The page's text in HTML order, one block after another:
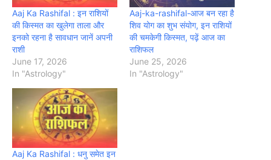
Aaj Ka Rashifal : इन राशियों
की किस्मत का खुलेगा ताला और
इनको रहना है सावधान जानें अपनी
राशी
June 17, 2026
In "Astrology"
Aaj-ka-rashifal-आज बन रहा है
शिव योग का शुभ संयोग, इन राशियों
की चमकेगी किस्मत, पढ़ें आज का
राशिफल
June 25, 2026
In "Astrology"
Aaj Ka Rashifal : धनु समेत इन